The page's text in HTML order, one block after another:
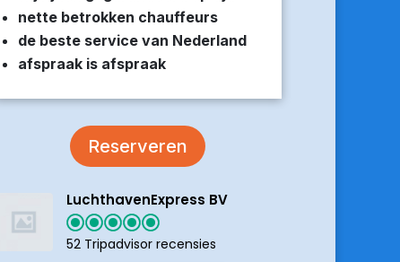
nette betrokken chauffeurs
de beste service van Nederland
afspraak is afspraak
Reserveren
LuchthavenExpress BV
52 Tripadvisor recensies